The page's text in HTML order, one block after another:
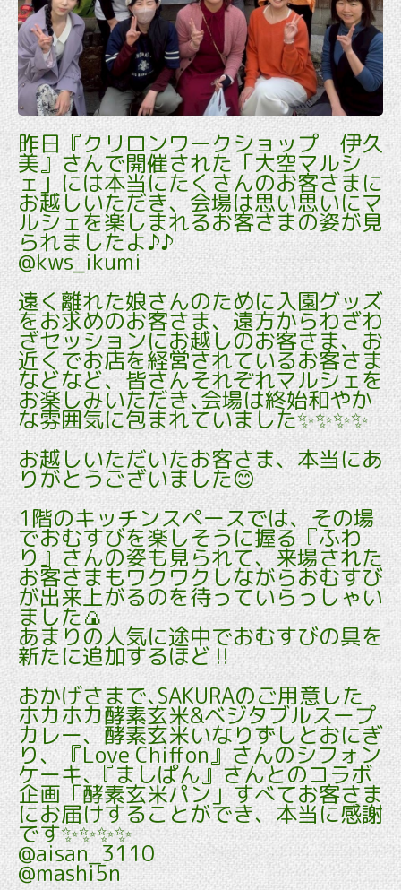
昨日『クリロンワークショップ 伊久
美』さんで開催された「大空マルシ
ェ」には本当にたくさんのお客さまに
お越しいただき、会場は思い思いにマ
ルシェを楽しまれるお客さまの姿が見
られましたよ♪♪
@kws_ikumi
遠く離れた娘さんのために入園グッズ
をお求めのお客さま、遠方からわざわ
ざセッションにお越しのお客さま、お
近くでお店を経営されているお客さま
などなど、皆さんそれぞれマルシェを
お楽しみいただき､会場は終始和やか
な雰囲気に包まれていました✨✨✨✨
お越しいただいたお客さま、本当にあ
りがとうございました😊
1階のキッチンスペースでは、その場
でおむすびを楽しそうに握る『ふわ
り』さんの姿も見られて、来場された
お客さまもワクワクしながらおむすび
が出来上がるのを待っていらっしゃい
ました🍙
あまりの人気に途中でおむすびの具を
新たに追加するほど‼️
おかげさまで､SAKURAのご用意した
ホカホカ酵素玄米&ベジタブルスープ
カレー、酵素玄米いなりずしとおにぎ
り、『Love Chiffon』さんのシフォン
ケーキ､『ましぱん』さんとのコラボ
企画「酵素玄米パン」すべてお客さま
にお届けすることができ、本当に感謝
です✨✨✨✨
@aisan_3110
@mashi5n